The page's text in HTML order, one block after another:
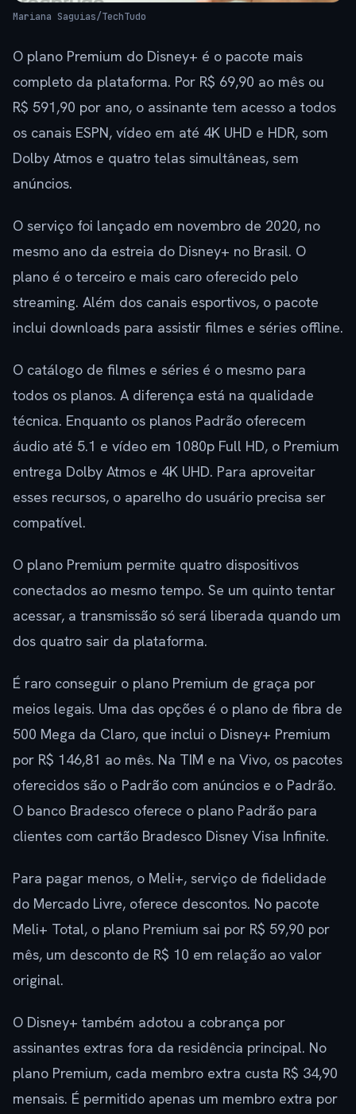
Mariana Saguias/TechTudo
O plano Premium do Disney+ é o pacote mais
completo da plataforma. Por R$ 69,90 ao mês ou
R$ 591,90 por ano, o assinante tem acesso a todos
os canais ESPN, vídeo em até 4K UHD e HDR, som
Dolby Atmos e quatro telas simultâneas, sem
anúncios.
O serviço foi lançado em novembro de 2020, no
mesmo ano da estreia do Disney+ no Brasil. O
plano é o terceiro e mais caro oferecido pelo
streaming. Além dos canais esportivos, o pacote
inclui downloads para assistir filmes e séries offline.
O catálogo de filmes e séries é o mesmo para
todos os planos. A diferença está na qualidade
técnica. Enquanto os planos Padrão oferecem
áudio até 5.1 e vídeo em 1080p Full HD, o Premium
entrega Dolby Atmos e 4K UHD. Para aproveitar
esses recursos, o aparelho do usuário precisa ser
compatível.
O plano Premium permite quatro dispositivos
conectados ao mesmo tempo. Se um quinto tentar
acessar, a transmissão só será liberada quando um
dos quatro sair da plataforma.
É raro conseguir o plano Premium de graça por
meios legais. Uma das opções é o plano de fibra de
500 Mega da Claro, que inclui o Disney+ Premium
por R$ 146,81 ao mês. Na TIM e na Vivo, os pacotes
oferecidos são o Padrão com anúncios e o Padrão.
O banco Bradesco oferece o plano Padrão para
clientes com cartão Bradesco Disney Visa Infinite.
Para pagar menos, o Meli+, serviço de fidelidade
do Mercado Livre, oferece descontos. No pacote
Meli+ Total, o plano Premium sai por R$ 59,90 por
mês, um desconto de R$ 10 em relação ao valor
original.
O Disney+ também adotou a cobrança por
assinantes extras fora da residência principal. No
plano Premium, cada membro extra custa R$ 34,90
mensais. É permitido apenas um membro extra por